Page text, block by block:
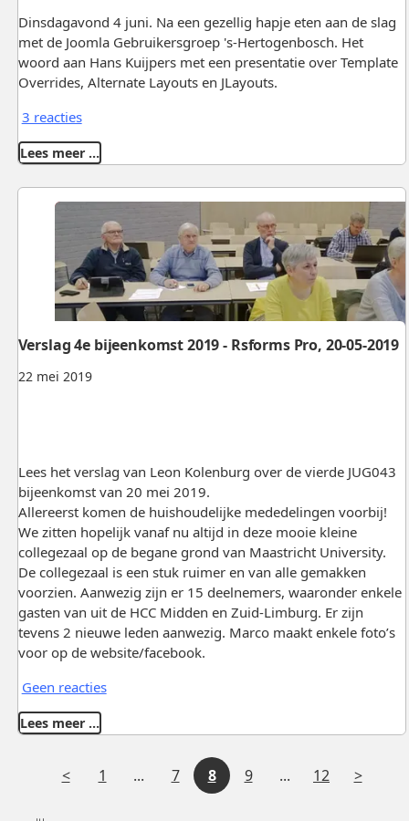
Dinsdagavond 4 juni. Na een gezellig hapje eten aan de slag
met de Joomla Gebruikersgroep 's-Hertogenbosch. Het
woord aan Hans Kuijpers met een presentatie over Template
Overrides, Alternate Layouts en JLayouts.
3 reacties
Lees meer …
22 mei 2019
Verslag 4e bijeenkomst 2019 - Rsforms Pro, 20-05-2019
Lees het verslag van Leon Kolenburg over de vierde JUG043
bijeenkomst van 20 mei 2019.
Allereerst komen de huishoudelijke mededelingen voorbij!
We zitten hopelijk vanaf nu altijd in deze mooie kleine
collegezaal op de begane grond van Maastricht University.
De collegezaal is een stuk ruimer en van alle gemakken
voorzien. Aanwezig zijn er 15 deelnemers, waaronder enkele
gasten van uit de HCC Midden en Zuid-Limburg. Er zijn
tevens 2 nieuwe leden aanwezig. Marco maakt enkele foto’s
voor op de website/facebook.
Geen reacties
Lees meer …
V
1 ... Tussenliggende
7 8 9 ... Tussenliggende
12
V